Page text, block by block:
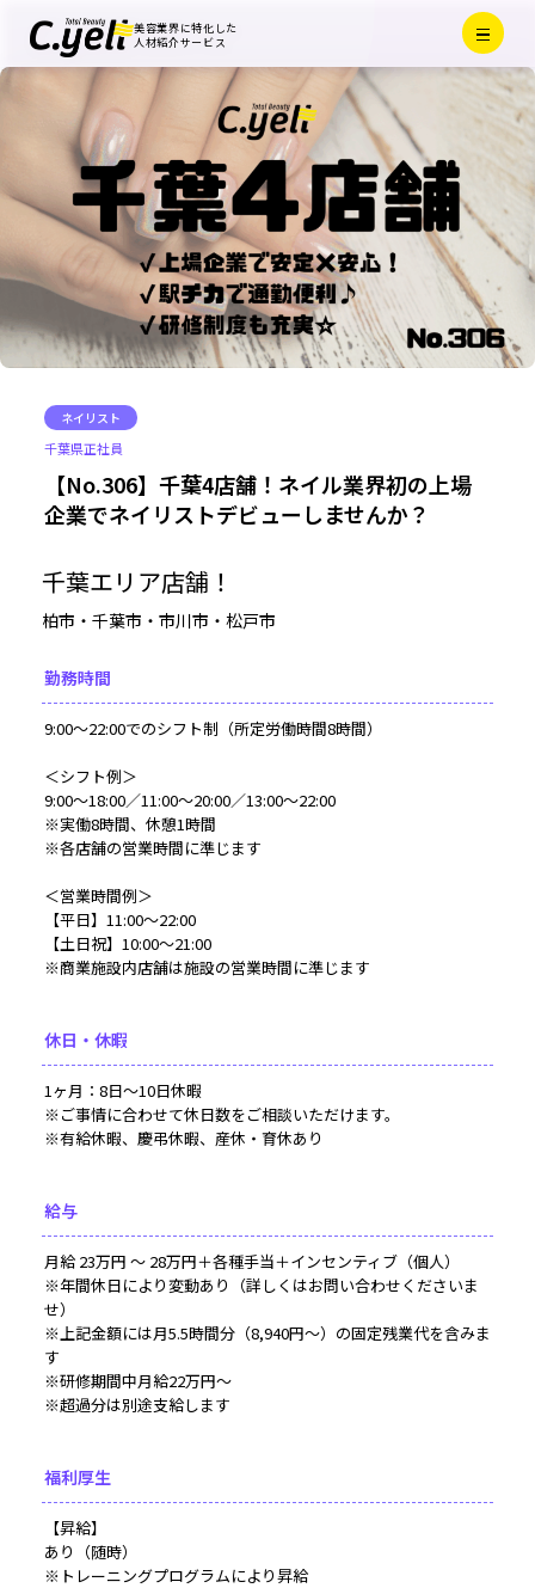
美容業界に特化した
人材紹介サービス
Menu
Close
ネイリスト
千葉県正社員
【No.306】千葉4店舗！ネイル業界初の上場
企業でネイリストデビューしませんか？
千葉エリア店舗！
柏市・千葉市・市川市・松戸市
勤務時間
9:00～22:00でのシフト制（所定労働時間8時間）
＜シフト例＞
9:00～18:00／11:00～20:00／13:00～22:00
※実働8時間、休憩1時間
※各店舗の営業時間に準じます
＜営業時間例＞
【平日】11:00～22:00
【土日祝】10:00～21:00
※商業施設内店舗は施設の営業時間に準じます
休日・休暇
1ヶ月：8日～10日休暇
※ご事情に合わせて休日数をご相談いただけます。
※有給休暇、慶弔休暇、産休・育休あり
給与
月給 23万円 ～ 28万円＋各種手当＋インセンティブ（個人）
※年間休日により変動あり（詳しくはお問い合わせくださいま
せ）
※上記金額には月5.5時間分（8,940円～）の固定残業代を含みま
す
※研修期間中月給22万円～
※超過分は別途支給します
福利厚生
【昇給】
あり（随時）
※トレーニングプログラムにより昇給